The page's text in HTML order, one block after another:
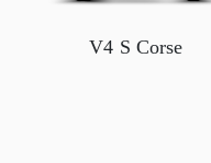
V4 S Corse